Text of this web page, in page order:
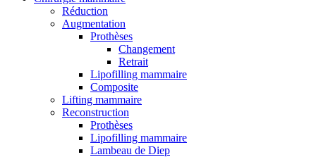
Réduction
Augmentation
Prothèses
Changement
Retrait
Lipofilling mammaire
Composite
Lifting mammaire
Reconstruction
Prothèses
Lipofilling mammaire
Lambeau de Diep